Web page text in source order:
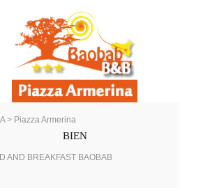
> Piazza Armerina
BIEN
AND BREAKFAST BAOBAB